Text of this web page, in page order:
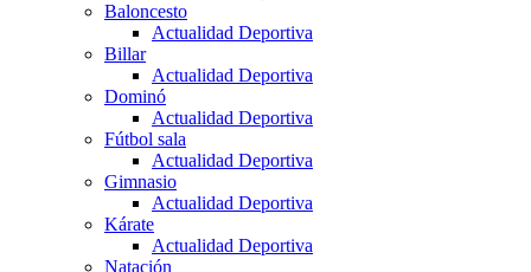
Baloncesto
Actualidad Deportiva
Billar
Actualidad Deportiva
Dominó
Actualidad Deportiva
Fútbol sala
Actualidad Deportiva
Gimnasio
Actualidad Deportiva
Kárate
Actualidad Deportiva
Natación